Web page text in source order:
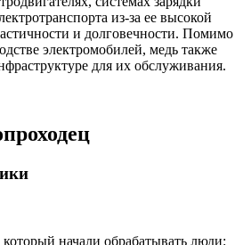
из-за ее высокой
и долговечности. Помимо
электромобилей, медь также
для их обслуживания.
начали обрабатывать люди: